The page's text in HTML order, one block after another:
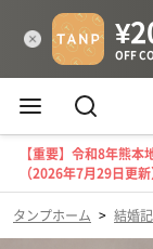
【重要】令和8年熊
（2026年7月29日更新
タンプホーム > 結婚